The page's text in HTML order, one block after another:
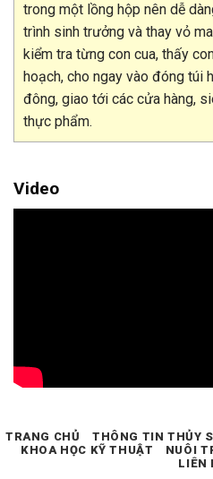
trong một lồng hộp nên dễ
trình sinh trưởng và thay vỏ
kiểm tra từng con cua, thấy
hoạch, cho ngay vào đóng túi
đông, giao tới các cửa hàng,
thực phẩm.
Video
TRANG CHỦ THÔNG TIN THỦY
KHOA HỌC KỸ THUẬT
NUÔI
LIÊN